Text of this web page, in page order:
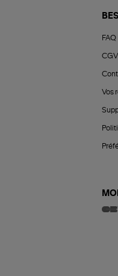
FAQ
CGV
Vos